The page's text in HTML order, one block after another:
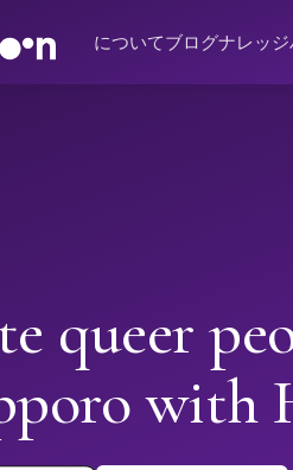
についてブログナレッ
queer
with